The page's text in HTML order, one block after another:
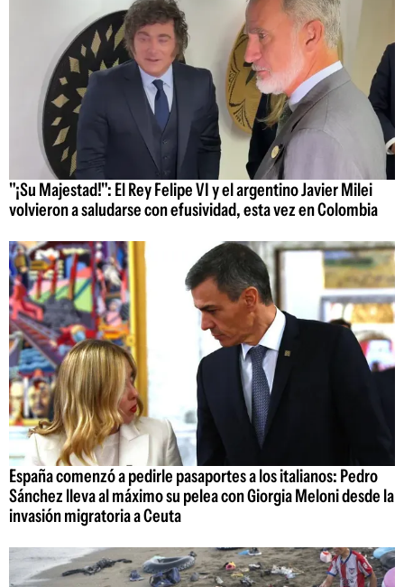
"¡Su Majestad!": El Rey Felipe VI y el argentino Javier Milei
volvieron a saludarse con efusividad, esta vez en Colombia
España comenzó a pedirle pasaportes a los italianos: Pedro
Sánchez lleva al máximo su pelea con Giorgia Meloni desde la
invasión migratoria a Ceuta